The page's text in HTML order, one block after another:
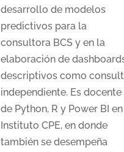
desarrollo de modelos
predictivos para la
consultora BCS y en la
elaboración de
descriptivos como
independiente. Es docente
de Python, R y Power BI
Instituto CPE, en donde
también se desempeña